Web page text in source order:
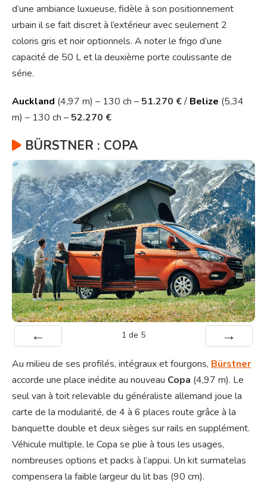
d’une ambiance luxueuse, fidèle à son positionnement
urbain il se fait discret à l’extérieur avec seulement 2
coloris gris et noir optionnels. A noter le frigo d’une
capacité de 50 L et la deuxième porte coulissante de
série.
Auckland (4,97 m) – 130 ch – 51.270 €/ Belize (5,34
m) – 130 ch – 52.270 €
BÜRSTNER : COPA
1 de 5
Au milieu de ses profilés, intégraux et fourgons, Bürstner
accorde une place inédite au nouveau Copa (4,97 m). Le
seul van à toit relevable du généraliste allemand joue la
carte de la modularité, de 4 à 6 places route grâce à la
banquette double et deux sièges sur rails en supplément.
Véhicule multiple, le Copa se plie à tous les usages,
nombreuses options et packs à l’appui. Un kit surmatelas
compensera la faible largeur du lit bas (90 cm).